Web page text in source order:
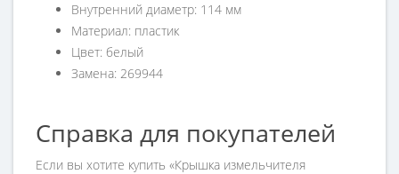
Внутренний диаметр: 114 мм
Материал: пластик
Цвет: белый
Замена: 269944
Справка для покупателей
Если вы хотите купить «Крышка измельчителя